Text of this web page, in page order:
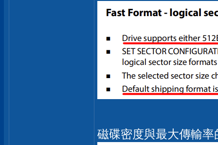
磁碟密度與最大傳輸